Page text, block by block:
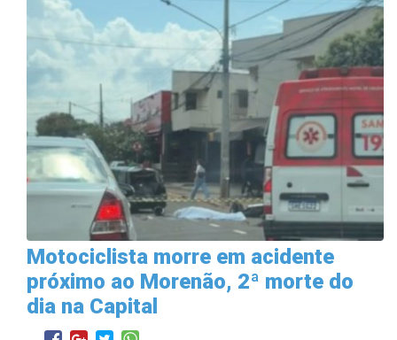
Motociclista morre em acidente
próximo ao Morenão, 2ª morte do
dia na Capital